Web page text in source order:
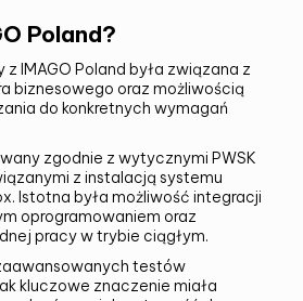
Poland?
IMAGO Poland była związana z
biznesowego oraz możliwością
do konkretnych wymagań
zgodnie z wytycznymi PWSK
z instalacją systemu
Istotna była możliwość integracji
oprogramowaniem oraz
pracy w trybie ciągłym.
testów
kluczowe znaczenie miała